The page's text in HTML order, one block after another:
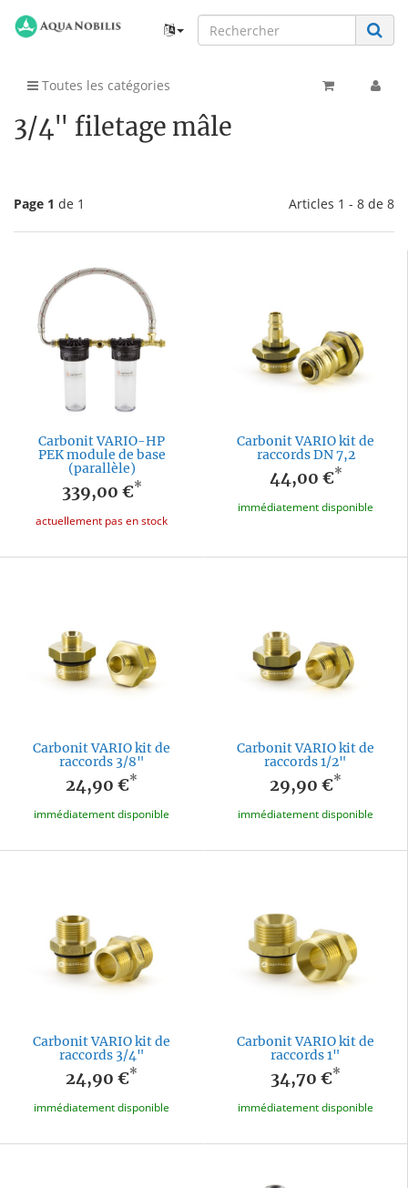
Toutes les catégories
3/4" filetage mâle
Page 1 de 1 Articles 1 - 8 de 8
Carbonit VARIO-HP
PEK module de base
(parallèle)
339,00 €*
actuellement pas en stock
Carbonit VARIO kit de
raccords DN 7,2
44,00 €*
immédiatement disponible
Carbonit VARIO kit de
raccords 3/8"
24,90 €*
immédiatement disponible
Carbonit VARIO kit de
raccords 1/2"
29,90 €*
immédiatement disponible
Carbonit VARIO kit de
raccords 3/4"
24,90 €*
immédiatement disponible
Carbonit VARIO kit de
raccords 1"
34,70 €*
immédiatement disponible